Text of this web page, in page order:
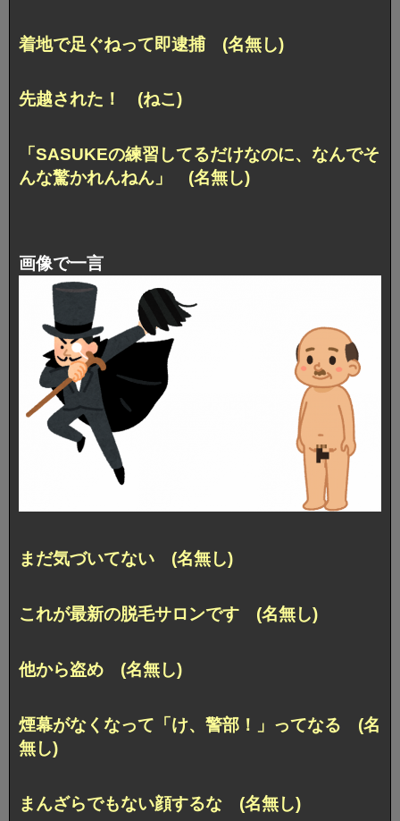
着地で足ぐねって即逮捕 (名無し)
先越された！ (ねこ)
「SASUKEの練習してるだけなのに、なんでそ
んな驚かれんねん」 (名無し)
画像で一言
まだ気づいてない (名無し)
これが最新の脱毛サロンです (名無し)
他から盗め (名無し)
煙幕がなくなって「け、警部！」ってなる (名
無し)
まんざらでもない顔するな (名無し)